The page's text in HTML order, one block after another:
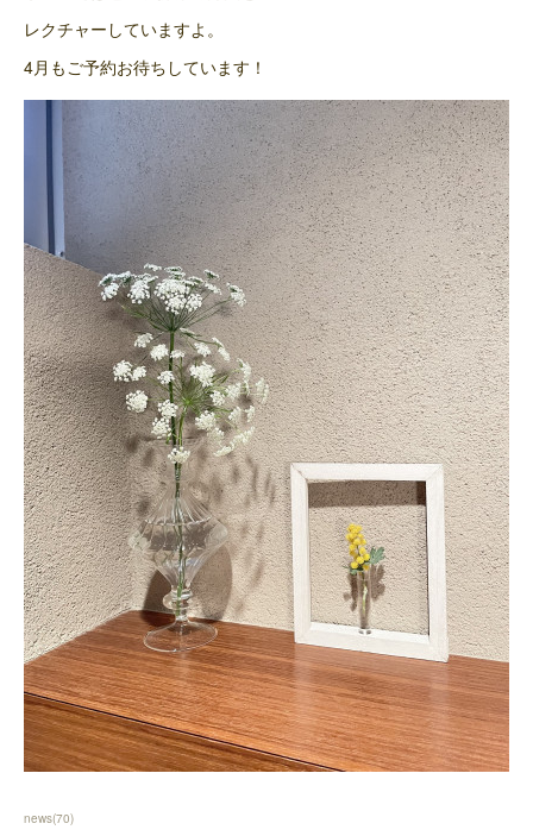
レクチャーしていますよ。
4月もご予約お待ちしています！
news(70)